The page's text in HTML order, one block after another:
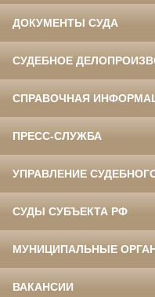
ДОКУМЕНТЫ СУДА
СУДЕБНОЕ
СПРАВОЧНАЯ
ПРЕСС-СЛУЖБА
УПРАВЛЕНИЕ
СУДЫ СУБЪЕКТА РФ
МУНИЦИПАЛЬНЫЕ
ВАКАНСИИ